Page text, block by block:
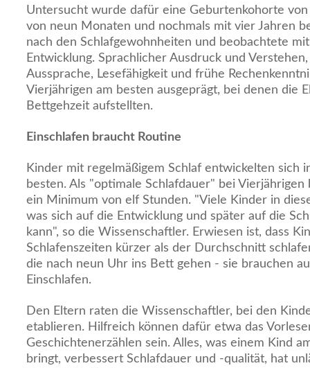
Untersucht wurde dafür eine Geburtenkohorte
von neun Monaten und nochmals mit vier Jahren
nach den Schlafgewohnheiten und beobachtete
Entwicklung. Sprachlicher Ausdruck und
Aussprache, Lesefähigkeit und frühe
Vierjährigen am besten ausgeprägt, bei denen die
Bettgehzeit aufstellten.
Einschlafen braucht Routine
Kinder mit regelmäßigem Schlaf entwickelten sich
besten. Als "optimale Schlafdauer" bei
ein Minimum von elf Stunden. "Viele Kinder in
was sich auf die Entwicklung und später auf die
kann", so die Wissenschaftler. Erwiesen ist, dass
Schlafenszeiten kürzer als der Durchschnitt
die nach neun Uhr ins Bett gehen - sie brauchen
Einschlafen.
Den Eltern raten die Wissenschaftler, bei den
etablieren. Hilfreich können dafür etwa das
Geschichtenerzählen sein. Alles, was einem Kind
bringt, verbessert Schlafdauer und -qualität, hat